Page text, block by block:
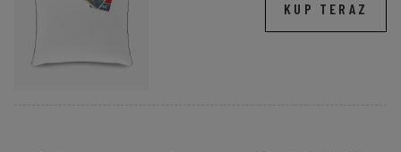
KUP TERAZ